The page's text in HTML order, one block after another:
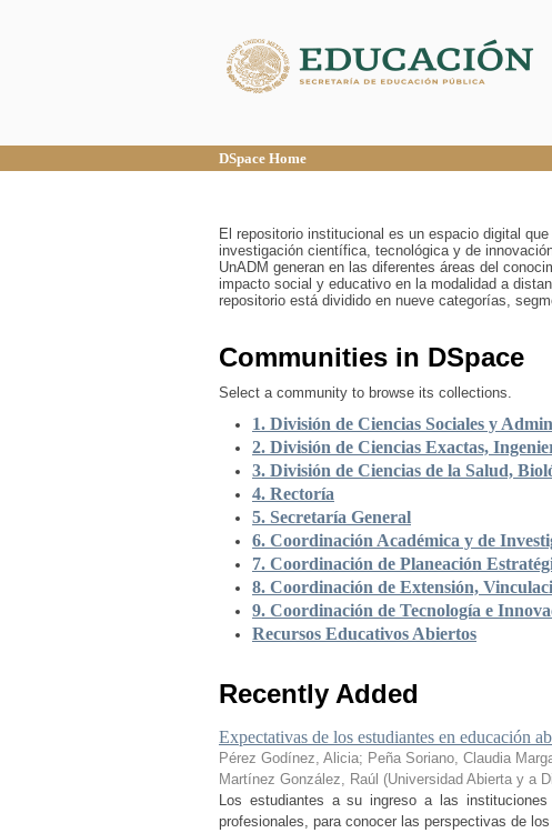
DSpace Home
El repositorio institucional es un espacio digital
investigación científica, tecnológica y de
UnADM generan en las diferentes áreas del
impacto social y educativo en la modalidad a
repositorio está dividido en nueve categorías,
Communities in DSpace
Select a community to browse its collections.
1. División de Ciencias Sociales y
2. División de Ciencias Exactas,
3. División de Ciencias de la Salud,
4. Rectoría
5. Secretaría General
6. Coordinación Académica y de
7. Coordinación de Planeación
8. Coordinación de Extensión,
9. Coordinación de Tecnología e
Recursos Educativos Abiertos
Recently Added
Expectativas de los estudiantes en educación
Pérez Godínez, Alicia; Peña Soriano, Claudia
Martínez González, Raúl (Universidad Abierta y a
Los estudiantes a su ingreso a las
profesionales, para conocer las perspectivas de